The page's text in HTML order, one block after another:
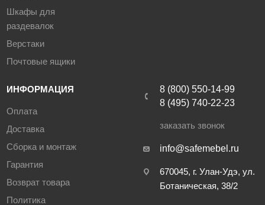
Шкафы для
раздевалок
Верстаки
Почтовые ящики
ИНФОРМАЦИЯ
Оплата
Доставка
Сборка и монтаж
Гарантия
Возврат товара
Политика
8 (800) 550-14-99
8 (495) 740-22-23
заказать звонок
info@safemebel.ru
670045, г. Улан-Удэ, ул.
Ботаническая, 38/2